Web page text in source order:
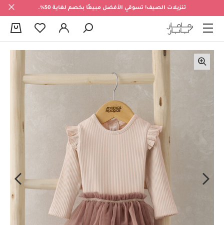
تنزيلات الصيف! تسوقي الأفضل مبيعًا بخصم لغاية 50%.